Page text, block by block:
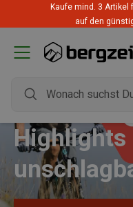
Kaufe mind. 3 Artikel
auf den
Highlights